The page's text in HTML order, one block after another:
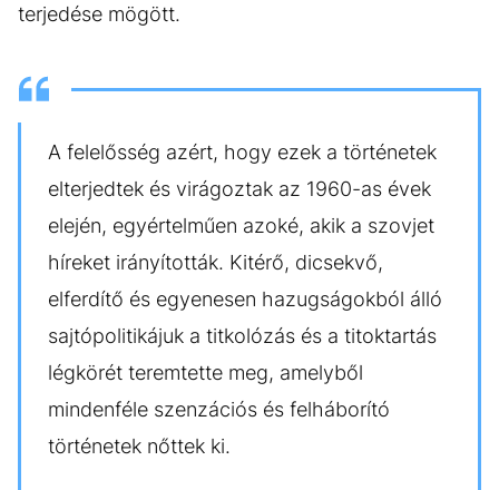
terjedése mögött.
A felelősség azért, hogy ezek a történetek
elterjedtek és virágoztak az 1960-as évek
elején, egyértelműen azoké, akik a szovjet
híreket irányították. Kitérő, dicsekvő,
elferdítő és egyenesen hazugságokból álló
sajtópolitikájuk a titkolózás és a titoktartás
légkörét teremtette meg, amelyből
mindenféle szenzációs és felháborító
történetek nőttek ki.